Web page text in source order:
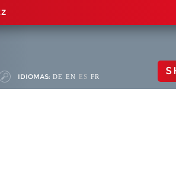
IDIOMAS: DE EN ES FR